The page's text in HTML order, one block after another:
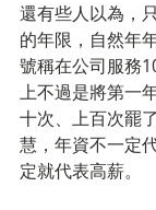
還有些人以為，
的年限，自然年
號稱在公司服務
上不過是將第一
十次、上百次罷
慧，年資不一定
定就代表高薪。